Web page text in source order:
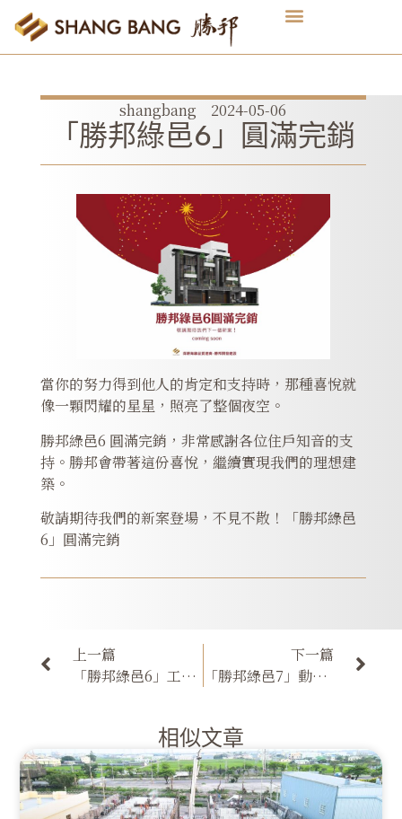
shangbang 2024-05-06
「勝邦綠邑6」圓滿完銷
當你的努力得到他人的肯定和支持時，那種喜悅就
像一顆閃耀的星星，照亮了整個夜空。
​勝邦綠邑6 圓滿完銷，非常感謝各位住戶知音的支
持。勝邦會帶著這份喜悅，繼續實現我們的理想建
築。
敬請期待我們的新案登場，不見不散！「勝邦綠邑
6」圓滿完銷
上一篇
「勝邦綠邑6」工程進度-基礎管線回填CLSM灌漿
下一篇
「勝邦綠邑7」動土儀式 圓滿完成
相似文章